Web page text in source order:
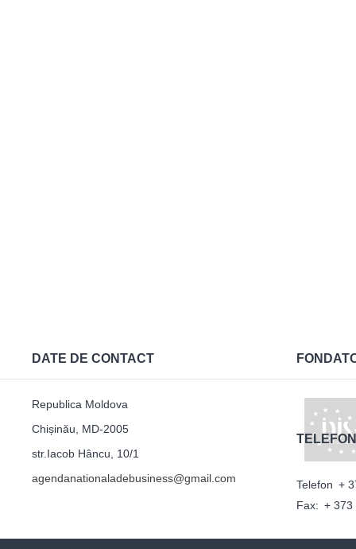
DATE DE CONTACT
Republica Moldova
Chișinău, MD-2005
str.Iacob Hâncu, 10/1
agendanationaladebusiness@gmail.com
Telefon +
Fax: + 373